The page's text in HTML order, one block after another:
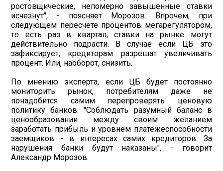
ростовщические, непомерно завышенные ставки
исчезнут", - поясняет Морозов. Впрочем, при
следующем пересчете процентов мегарегулятором,
то есть раз в квартал, ставки на рынке могут
действительно подрасти. В случае если ЦБ это
зафиксирует, кредиторам разрешат увеличивать
процент. Или, наоборот, снизить.
По мнению эксперта, если ЦБ будет постоянно
мониторить рынок, потребителям даже не
понадобится самим перепроверять ценовую
политику банков. "Соблюдать разумный балансв
ценообразовании между своим желанием
заработать прибыль и уровнем платежеспособности
заемщиков - в интересах самих кредиторов. За
нарушения банки будут наказаны", - говорит
Александр Морозов.